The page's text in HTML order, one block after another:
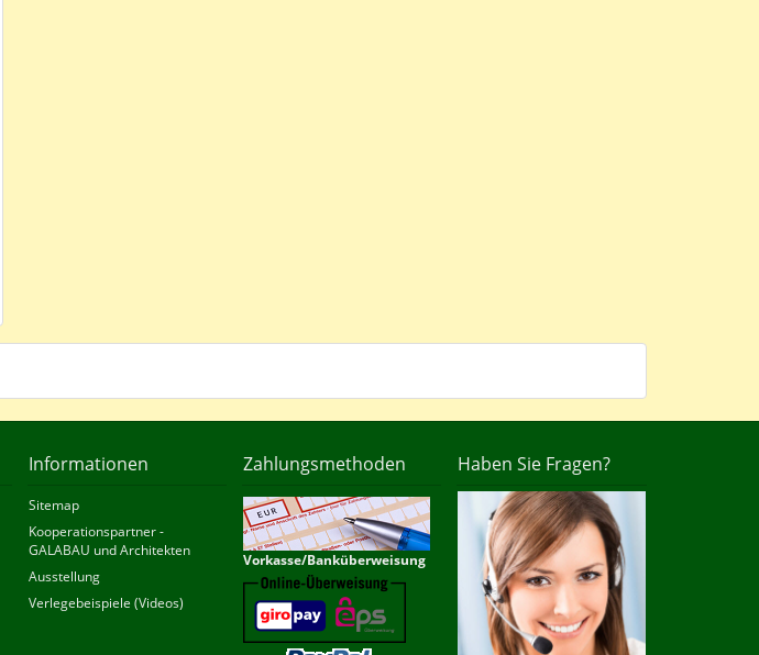
Informationen
Sitemap
Kooperationspartner -
GALABAU und Architekten
Ausstellung
Verlegebeispiele (Videos)
Zahlungsmethoden
Vorkasse/Banküberweisung
Haben Sie Fragen?